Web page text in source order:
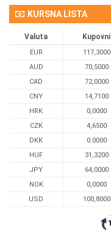
KURSNA LISTA
Valuta Kupovni
EUR 117,3000
AUD
70,5000
CAD
72,0000
CNY
14,7100
HRK
0,0000
CZK
4,6500
DKK
0.0000
HUF
31,3200
JPY
64,0000
NOK
0,0000
USD
100,8000